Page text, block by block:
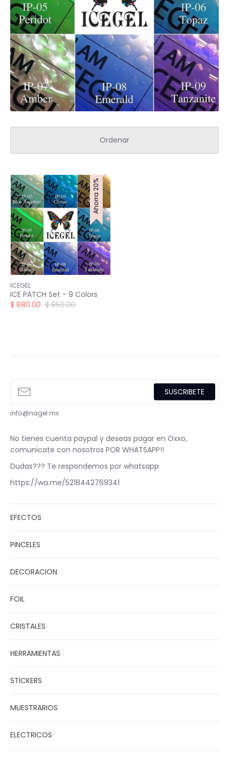
Herramientas
Spa para Manos y Pies
Equipos Eléctricos (Lamparas, Extractores,
MARCAS "STAMPING" Tintas y Gel para estampar
Accesorios y estampadores
Ordenar
Ahorra 20%
ICEGEL
ICE PATCH Set - 9 Colors
$ 680.00 Precio
$ 850.00
SUSCRIBETE
info@nagel.mx
No tienes cuenta paypal y deseas pagar en Oxxo,
comunicate con nosotros POR WHATSAPP!!
Dudas??? Te respondemos por whatsapp
https://wa.me/5218442769341
EFECTOS
PINCELES
DECORACION
FOIL
CRISTALES
HERRAMIENTAS
STICKERS
MUESTRARIOS
ELECTRICOS